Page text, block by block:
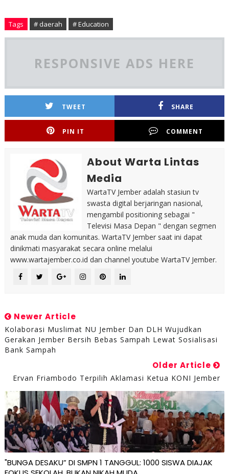
Tags # daerah # Education
RESPONSIVE ADS HERE
TWEET SHARE
PIN IT COMMENT
About Warta Lintas
Media
WartaTV Jember adalah stasiun tv
swasta digital berjaringan nasional,
mengambil positioning sebagai "
Televisi Masa Depan " dengan segmen
anak muda dan komunitas. WartaTV Jember saat ini dapat
dinikmati masyarakat secara online melalui
www.wartajember.co.id dan channel youtube WartaTV Jember.
Newer Article
Kolaborasi Muslimat NU Jember Dan DLH Wujudkan
Gerakan Jember Bersih Bebas Sampah Lewat Sosialisasi
Bank Sampah
Older Article
Ervan Friambodo Terpilih Aklamasi Ketua KONI Jember
"BUNGA DESAKU” DI SMPN 1 TANGGUL: 1000 SISWA DIAJAK